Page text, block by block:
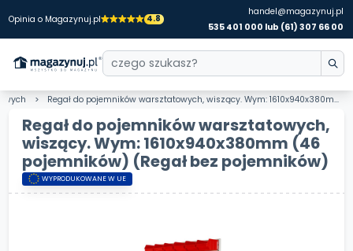
Opinia o Magazynuj.pl 4.8
handel@magazynuj.pl
535 401 000 lub (61) 307 66 00
Regał do pojemników warsztatowych, wiszący. Wym: 1610x940x380mm (46 pojemników)
Regał do pojemników warsztatowych,
wiszący. Wym: 1610x940x380mm (46
pojemników) (Regał bez pojemników)
WYPRODUKOWANE W UE